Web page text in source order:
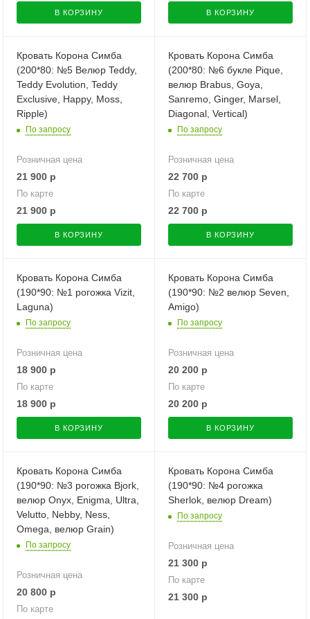
В КОРЗИНУ В КОРЗИНУ
Кровать Корона Симба
(200*80: №5 Велюр Teddy,
Teddy Evolution, Teddy
Exclusive, Happy, Moss,
Ripple)
По запросу
Розничная цена
21 900 р
По карте
21 900 р
В КОРЗИНУ
Кровать Корона Симба
(200*80: №6 букле Pique,
велюр Brabus, Goya,
Sanremo, Ginger, Marsel,
Diagonal, Vertical)
По запросу
Розничная цена
22 700 р
По карте
22 700 р
В КОРЗИНУ
Кровать Корона Симба
(190*90: №1 рогожка Vizit,
Laguna)
По запросу
Розничная цена
18 900 р
По карте
18 900 р
В КОРЗИНУ
Кровать Корона Симба
(190*90: №2 велюр Seven,
Amigo)
По запросу
Розничная цена
20 200 р
По карте
20 200 р
В КОРЗИНУ
Кровать Корона Симба
(190*90: №3 рогожка Bjork,
велюр Onyx, Enigma, Ultra,
Velutto, Nebby, Ness,
Omega, велюр Grain)
По запросу
Розничная цена
20 800 р
По карте
Кровать Корона Симба
(190*90: №4 рогожка
Sherlok, велюр Dream)
По запросу
Розничная цена
21 300 р
По карте
21 300 р